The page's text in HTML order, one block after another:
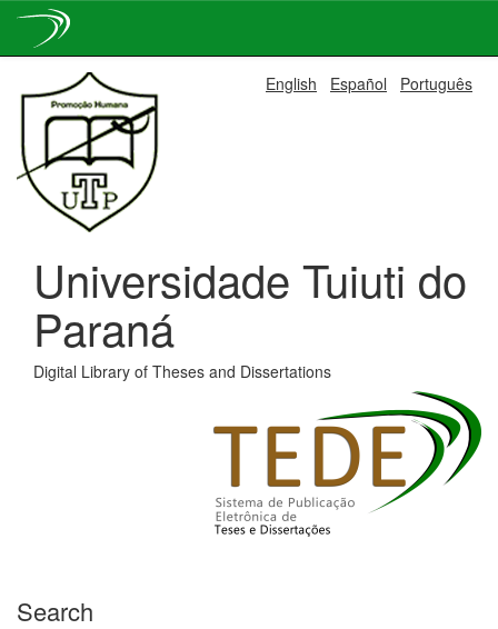
navigation
English Español Português
Universidade Tuiuti do
Paraná
Digital Library of Theses and Dissertations
Search